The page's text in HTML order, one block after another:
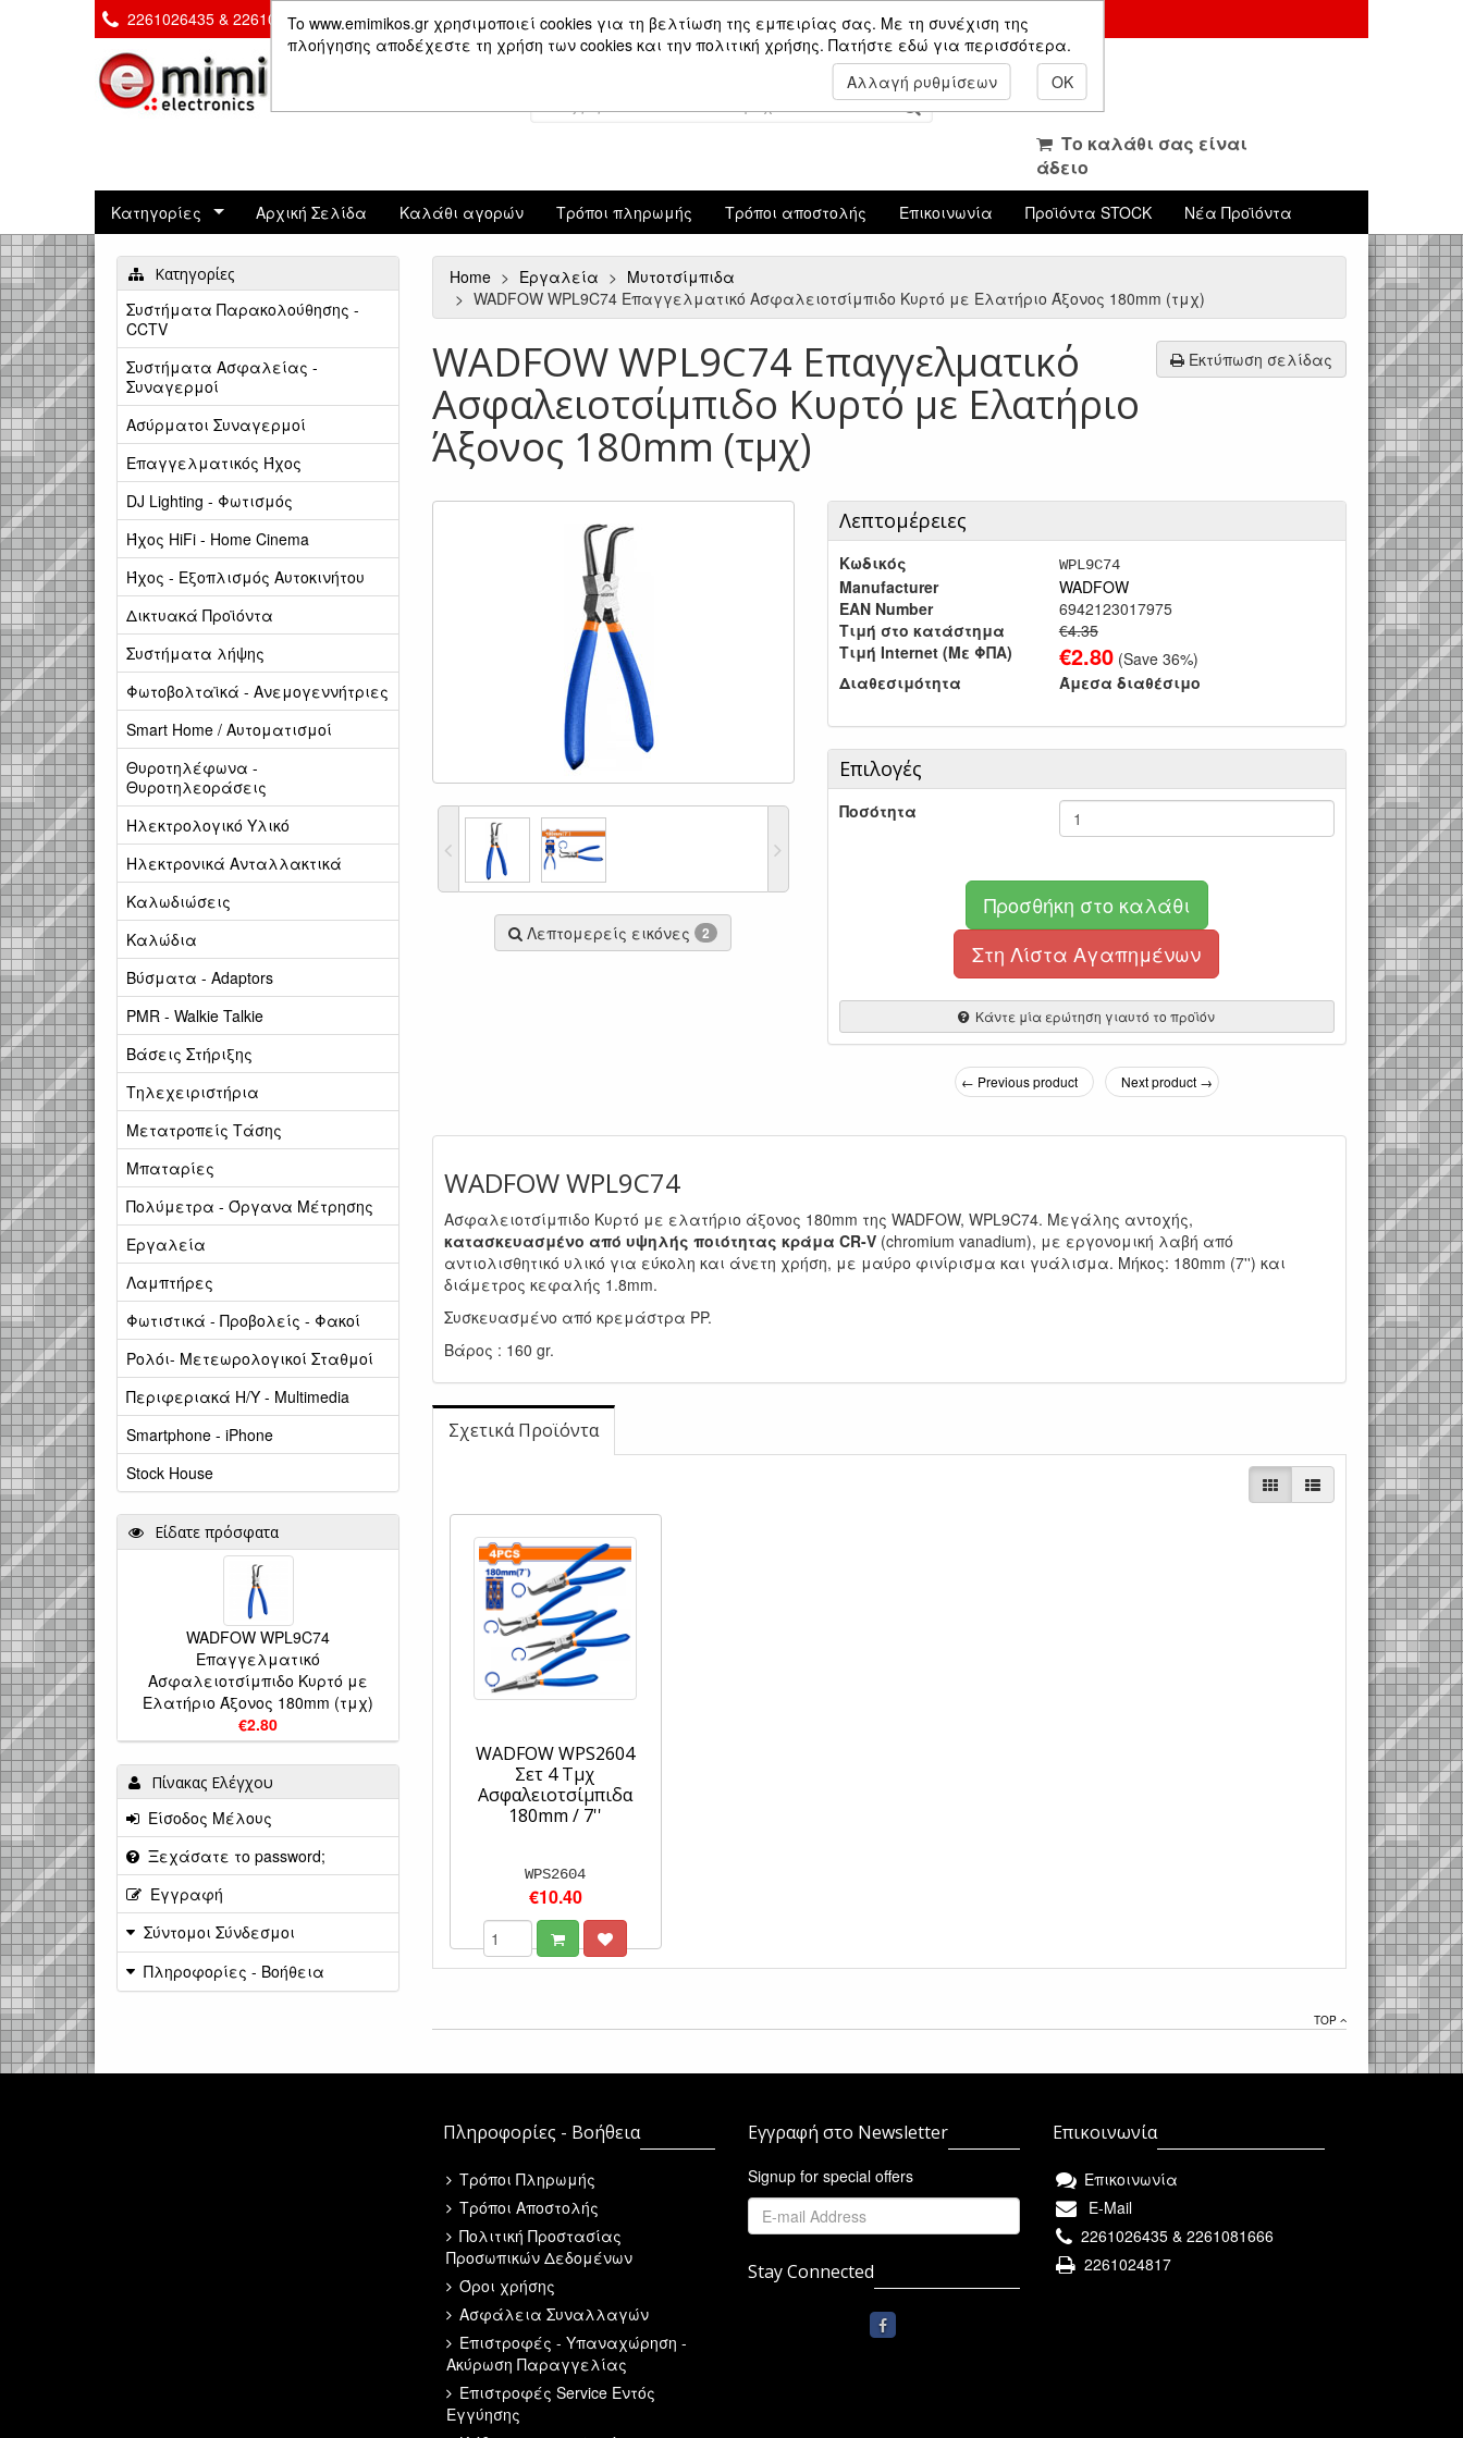
To www.emimikos.gr χρησιμοποιεί cookies για τη βελτίωση της εμπειρίας σας. Με τη συνέχιση της
πλοήγησης αποδέχεστε τη χρήση των cookies και την πολιτική χρήσης.Πατήστε εδώ για περισσότερα.
Αλλαγή ρυθμίσεων
OK
2261026435 & 2261081666 Επικοινωνία Είσοδος Μέλους
Το καλάθι σας είναι
άδειο
Κατηγορίες Αρχική Σελίδα Καλάθι αγορών Τρόποι πληρωμής Τρόποι αποστολής Επικοινωνία Προϊόντα STOCK Νέα Προϊόντα
Home Εργαλεία
Μυτοτσίμπιδα
WADFOW WPL9C74 Eπαγγελματικό Ασφαλειοτσίμπιδο Κυρτό με Ελατήριο Άξονος 180mm (τμχ)
Εκτύπωση σελίδας
WADFOW WPL9C74 Eπαγγελματικό
Ασφαλειοτσίμπιδο Κυρτό με Ελατήριο
Άξονος 180mm (τμχ)
Λεπτομερείς εικόνες 2
Λεπτομέρειες
Κωδικός WPL9C74
Manufacturer
WADFOW
EAN Number
6942123017975
Τιμή στο κατάστημα
€4.35
Τιμή Internet (Με ΦΠΑ)
€2.80(Save 36%)
Διαθεσιμότητα
Άμεσα διαθέσιμο
Επιλογές
Ποσότητα
Προσθήκη στο καλάθι
Στη Λίστα Αγαπημένων
Κάντε μία ερώτηση γιαυτό το προϊόν
← Previous product Next product →
WADFOW WPL9C74
Ασφαλειοτσίμπιδο Κυρτό με ελατήριο άξονος 180mm της WADFOW, WPL9C74. Μεγάλης αντοχής,
κατασκευασμένο από υψηλής ποιότητας κράμα CR-V (chromium vanadium), με εργονομική λαβή από
αντιολισθητικό υλικό για εύκολη και άνετη χρήση, με μαύρο φινίρισμα και γυάλισμα. Μήκος: 180mm (7'') και
διάμετρος κεφαλής 1.8mm.
Συσκευασμένο από κρεμάστρα PP.
Βάρος : 160 gr.
Σχετικά Προϊόντα
WADFOW WPS2604
Σετ 4 Τμχ
Ασφαλειοτσίμπιδα
180mm / 7''
WPS2604
€10.40
TOP
Κατηγορίες
Συστήματα Παρακολούθησης -
CCTV
Συστήματα Ασφαλείας -
Συναγερμοί
Ασύρματοι Συναγερμοί
Επαγγελματικός Ήχος
DJ Lighting - Φωτισμός
Ήχος HiFi - Home Cinema
Ήχος - Εξοπλισμός Αυτοκινήτου
Δικτυακά Προϊόντα
Συστήματα λήψης
Φωτοβολταϊκά - Ανεμογεννήτριες
Smart Home / Αυτοματισμοί
Θυροτηλέφωνα -
Θυροτηλεοράσεις
Ηλεκτρολογικό Υλικό
Ηλεκτρονικά Ανταλλακτικά
Καλωδιώσεις
Καλώδια
Βύσματα - Adaptors
PMR - Walkie Talkie
Βάσεις Στήριξης
Τηλεχειριστήρια
Μετατροπείς Τάσης
Μπαταρίες
Πολύμετρα - Όργανα Μέτρησης
Εργαλεία
Λαμπτήρες
Φωτιστικά - Προβολείς - Φακοί
Ρολόι- Μετεωρολογικοί Σταθμοί
Περιφεριακά Η/Υ - Multimedia
Smartphone - iPhone
Stock House
Είδατε πρόσφατα
WADFOW WPL9C74
Eπαγγελματικό
Ασφαλειοτσίμπιδο Κυρτό με
Ελατήριο Άξονος 180mm (τμχ)
€2.80
Πίνακας Ελέγχου
Είσοδος Μέλους
Ξεχάσατε το password;
Εγγραφή
Σύντομοι Σύνδεσμοι
Πληροφορίες - Βοήθεια
Πληροφορίες - Βοήθεια
Τρόποι Πληρωμής
Τρόποι Αποστολής
Πολιτική Προστασίας
Προσωπικών Δεδομένων
Όροι χρήσης
Ασφάλεια Συναλλαγών
Επιστροφές - Υπαναχώρηση -
Ακύρωση Παραγγελίας
Επιστροφές Service Εντός
Εγγύησης
Εγγραφή στο Newsletter
Signup for special offers
Stay Connected
Επικοινωνία
Επικοινωνία
E-Mail
2261026435 & 2261081666
2261024817